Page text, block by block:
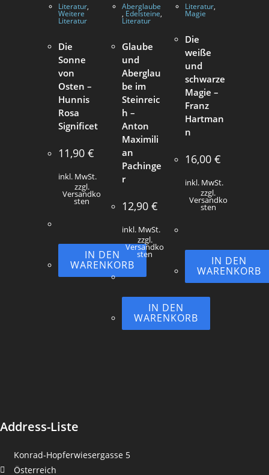
Literatur,
Weitere
Literatur
Die
Sonne
von
Osten –
Hunnis
Rosa
Significet
11,90€
inkl. MwSt.
zzgl.
Versandko
sten
IN DEN
WARENKORB
Aberglaube
, Edelsteine,
Literatur
Glaube
und
Aberglau
be im
Steinreic
h –
Anton
Maximili
an
Pachinge
r
12,90 €
inkl. MwSt.
zzgl.
Versandko
sten
IN DEN
WARENKORB
Literatur,
Magie
Die
weiße
und
schwarze
Magie –
Franz
Hartman
n
16,00 €
inkl. MwSt.
zzgl.
Versandko
sten
IN DEN
WARENKORB
Address-Liste
Konrad-Hopferwiesergasse 5
Österreich